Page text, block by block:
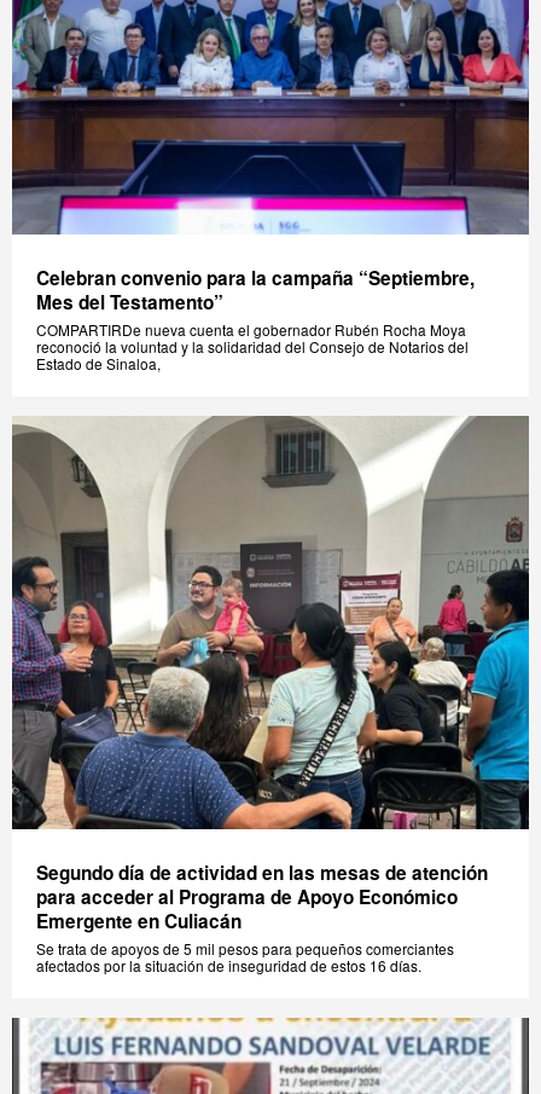
Celebran convenio para la campaña “Septiembre,
Mes del Testamento”
COMPARTIRDe nueva cuenta el gobernador Rubén Rocha Moya
reconoció la voluntad y la solidaridad del Consejo de Notarios del
Estado de Sinaloa,
Segundo día de actividad en las mesas de atención
para acceder al Programa de Apoyo Económico
Emergente en Culiacán
Se trata de apoyos de 5 mil pesos para pequeños comerciantes
afectados por la situación de inseguridad de estos 16 días.